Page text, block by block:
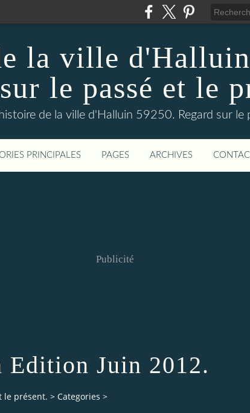
la ville
le passé et le
de la ville d'Halluin 59250. Regard sur le
PRINCIPALES PAGES ARCHIVES
Publicité
Juin 2012.
le présent. > Categories >